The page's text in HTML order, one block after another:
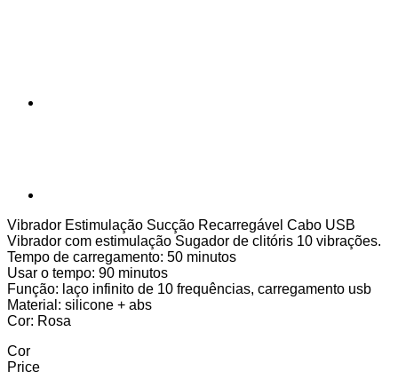
Vibrador Estimulação Sucção Recarregável Cabo USB
Vibrador com estimulação Sugador de clitóris 10 vibrações.
Tempo de carregamento: 50 minutos
Usar o tempo: 90 minutos
Função: laço infinito de 10 frequências, carregamento usb
Material: silicone + abs
Cor: Rosa
Cor
Price